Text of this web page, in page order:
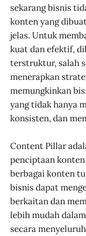
sekarang bisnis
konten yang
jelas. Untuk
kuat dan efektif,
terstruktur, salah
menerapkan
memungkinkan
yang tidak hanya
konsisten, dan
Content Pillar
penciptaan
berbagai konten
bisnis dapat
berkaitan dan
lebih mudah
secara